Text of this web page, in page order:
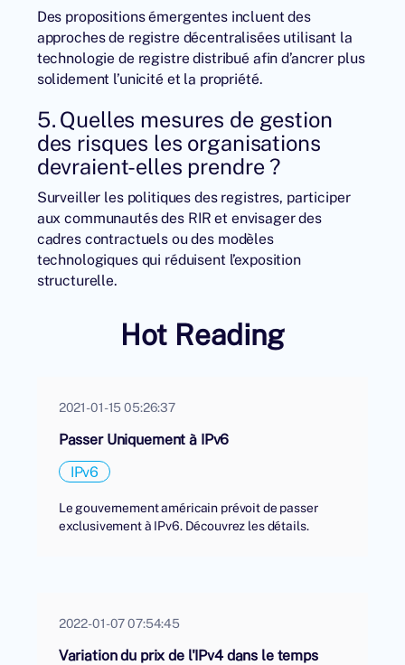
Des propositions émergentes incluent des
approches de registre décentralisées utilisant la
technologie de registre distribué afin d’ancrer plus
solidement l’unicité et la propriété.
5. Quelles mesures de gestion
des risques les organisations
devraient-elles prendre ?
Surveiller les politiques des registres, participer
aux communautés des RIR et envisager des
cadres contractuels ou des modèles
technologiques qui réduisent l’exposition
structurelle.
Hot Reading
2021-01-15 05:26:37
Passer Uniquement à IPv6
IPv6
Le gouvernement américain prévoit de passer
exclusivement à IPv6. Découvrez les détails.
2022-01-07 07:54:45
Variation du prix de l'IPv4 dans le temps